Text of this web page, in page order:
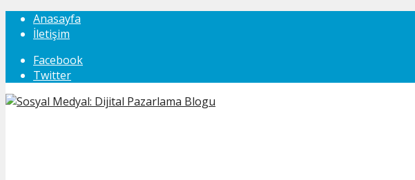
Anasayfa
İletişim
Facebook
Twitter